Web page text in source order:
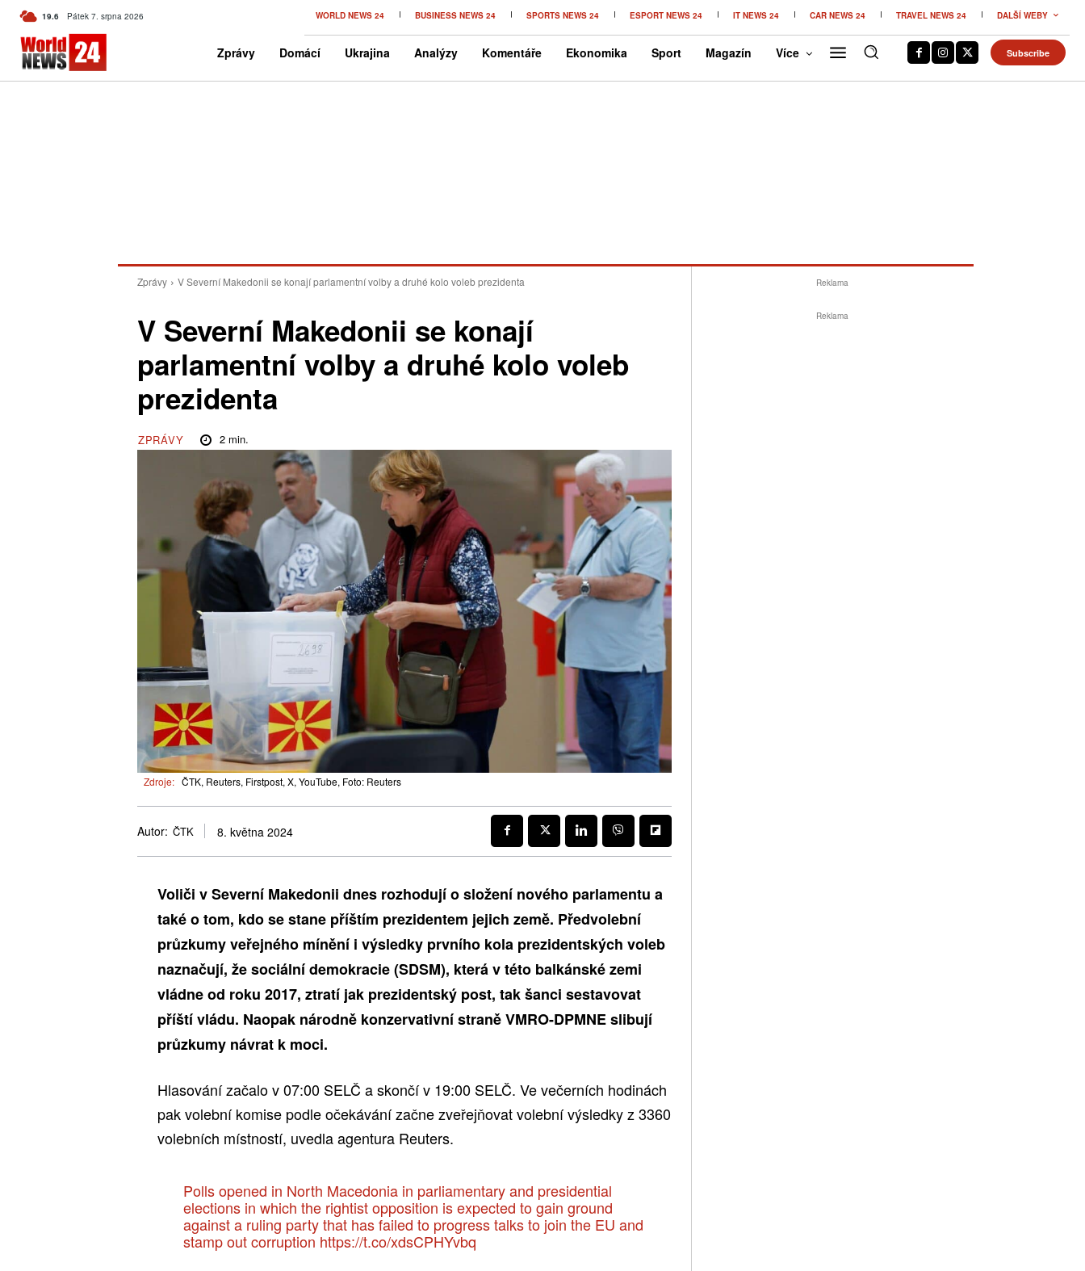
19.6 C Czech
Pátek 7. srpna 2026 WORLD NEWS 24 BUSINESS NEWS 24 SPORTS NEWS 24 ESPORT NEWS 24 IT NEWS 24 CAR NEWS 24 TRAVEL NEWS 24 DALŠÍ WEBY
Zprávy Domácí Ukrajina Analýzy Komentáře Ekonomika Sport Magazín Více Subscribe
Zprávy V Severní Makedonii se konají parlamentní volby a druhé kolo voleb prezidenta
V Severní Makedonii se konají
parlamentní volby a druhé kolo voleb
prezidenta
ZPRÁVY 2 min.
Zdroje: ČTK, Reuters, Firstpost, X, YouTube, Foto: Reuters
Autor: ČTK 8. května 2024
Voliči v Severní Makedonii dnes rozhodují o složení nového parlamentu a
také o tom, kdo se stane příštím prezidentem jejich země. Předvolební
průzkumy veřejného mínění i výsledky prvního kola prezidentských voleb
naznačují, že sociální demokracie (SDSM), která v této balkánské zemi
vládne od roku 2017, ztratí jak prezidentský post, tak šanci sestavovat
příští vládu. Naopak národně konzervativní straně VMRO-DPMNE slibují
průzkumy návrat k moci.
Hlasování začalo v 07:00 SELČ a skončí v 19:00 SELČ. Ve večerních hodinách
pak volební komise podle očekávání začne zveřejňovat volební výsledky z 3360
volebních místností, uvedla agentura Reuters.
Polls opened in North Macedonia in parliamentary and presidential
elections in which the rightist opposition is expected to gain ground
against a ruling party that has failed to progress talks to join the EU and
stamp out corruption https://t.co/xdsCPHYvbq
Reklama
Reklama